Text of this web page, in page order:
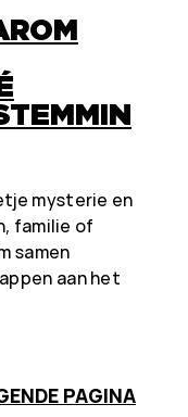
mysterie en
familie of
samen
aan het
PAGINA